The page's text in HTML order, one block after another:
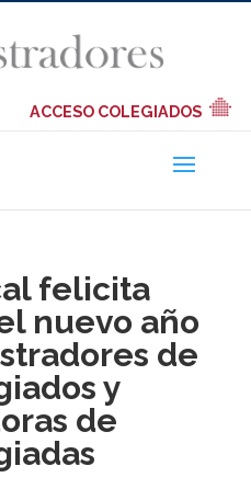
ACCESO COLEGIADOS
felicita
nuevo año
de
y
de